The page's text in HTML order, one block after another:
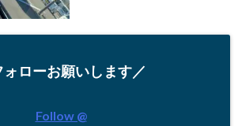
ォローお願いします／
Follow @